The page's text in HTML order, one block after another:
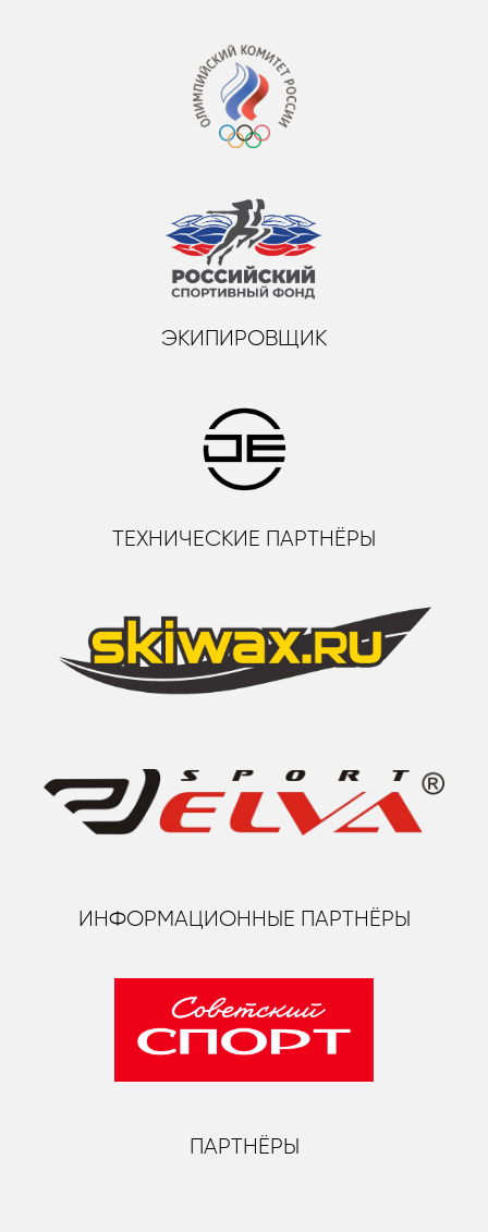
ЭКИПИРОВЩИК
ТЕХНИЧЕСКИЕ ПАРТНЁРЫ
ИНФОРМАЦИОННЫЕ ПАРТНЁРЫ
ПАРТНЁРЫ